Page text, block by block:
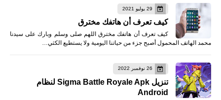
29 يوليو 2021
كيف تعرف أن هاتفك مخترق
كيف تعرف أن هاتفك مخترق اللهم صلى وسلم وبارك على سيدنا
محمد الهاتف المحمول أصبح جزء من حياتنا اليومية ولا يستطيع الكثي…
26 نوفمبر 2022
تنزيل Sigma Battle Royale Apk لنظام
Android